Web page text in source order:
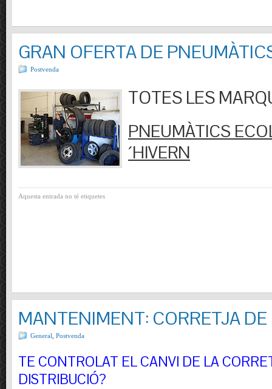
GRAN OFERTA DE
Postvenda
TOTES LES
PNEUMÀTICS
´HIVERN
Aquesta entrada no té etiquetes
MANTENIMENT: CORRETJA
General Postvenda
TE CONTROLAT EL CANVI DE LA
DISTRIBUCIÓ?